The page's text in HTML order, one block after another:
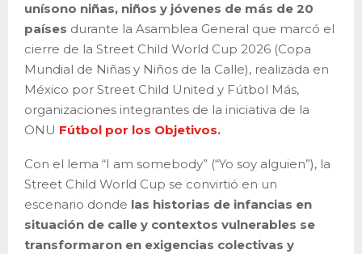
unísono niñas, niños y jóvenes de más de 20
países durante la Asamblea General que marcó el
cierre de la Street Child World Cup 2026 (Copa
Mundial de Niñas y Niños de la Calle), realizada en
México por Street Child United y Fútbol Más,
organizaciones integrantes de la iniciativa de la
ONU Fútbol por los Objetivos.
Con el lema “I am somebody” (“Yo soy alguien”), la
Street Child World Cup se convirtió en un
escenario donde las historias de infancias en
situación de calle y contextos vulnerables se
transformaron en exigencias colectivas y